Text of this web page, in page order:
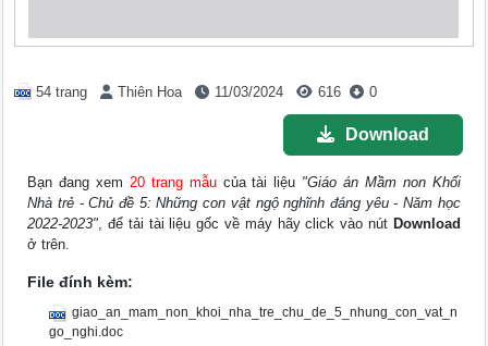
54 trang Thiên Hoa 11/03/2024 616 0
Download
Bạn đang xem 20 trang mẫucủa tài liệu "Giáo án Mầm non Khối
Nhà trẻ - Chủ đề 5: Những con vật ngộ nghĩnh đáng yêu - Năm học
2022-2023", để tải tài liệu gốc về máy hãy click vào nút Download
ở trên.
File đính kèm:
giao_an_mam_non_khoi_nha_tre_chu_de_5_nhung_con_vat_n
go_nghi.doc